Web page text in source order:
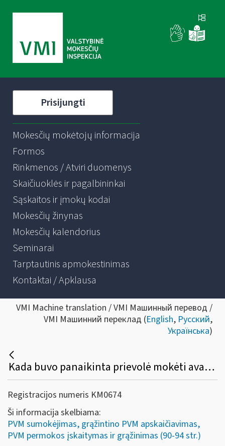
Prisijungti
Mokesčių mokėtojų informacija
Formos
Rinkmenos / Atviri duomenys
Skaičiuoklės ir pagalbininkai
Sąskaitos ir įmokų kodai
Mokesčių žinynas
Mokesčių kalendorius
Seminarai
Tarptautinis apmokestinimas
Kontaktai / Apklausa
VMI Machine translation / VMI Машинный перевод /
VMI Машинний переклад (English, Русский,
Українська)
Kada buvo panaikinta prievolė mokėti avansinius PVM mokėjimus?
Registracijos numeris KM0674
Ši informacija skelbiama:
PVM sumokėjimas, grąžintino PVM apskaičiavimas,
PVM permokos įskaitymas ir grąžinimas (90-94 str.)